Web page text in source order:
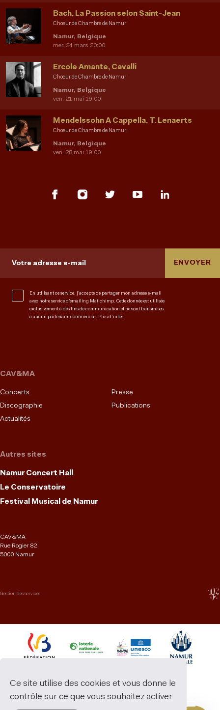
Chœur de Chambre de Namur
Bach, La Passion selon Saint-Jean
Namur, Belgique
mer. 24 mars 20:00
Chœur de Chambre de Namur
Ercole Amante, Cavalli
Namur, Belgique
ven. 21 mai 19:00
Chœur de Chambre de Namur
Mendelssohn A Cappella, T. Lenaerts
Namur, Belgique
ven. 28 mai 19:00
Votre adresse e-mail
En utilisant ce service, j’accepte de partager mon adresse e-mail
avec notre service d’emailing Mailchimp. Cette donnée est utilisée
exclusivement à des fins de communication et ne sont transmises
à aucun partenaire commercial. Plus d’infos
ENVOYER
Autres sites
Namur Concert Hall
Le Conservatoire
Festival Musical de Namur
CAV&MA
Concerts
Presse
Discographie
Publications
Actualités
CAV&MA
Rue Rogier 82
5000 Namur
Gestion des services
Ce site utilise des cookies et vous donne le
contrôle sur ce que vous souhaitez activer